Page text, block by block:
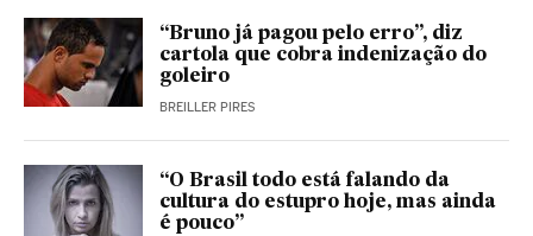
“Bruno já pagou pelo erro”, diz
cartola que cobra indenização do
goleiro
BREILLER PIRES
“O Brasil todo está falando da
cultura do estupro hoje, mas ainda
é pouco”